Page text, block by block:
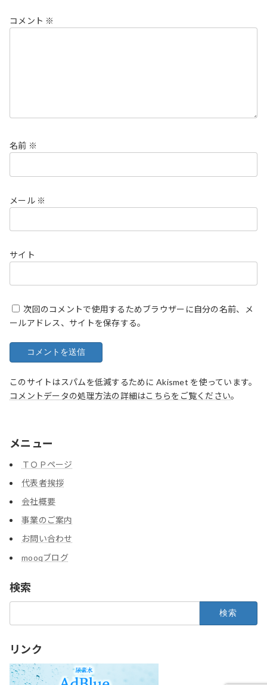
コメント ※
名前 ※
メール ※
サイト
次回のコメントで使用するためブラウザーに自分の名前、メ
ールアドレス、サイトを保存する。
このサイトはスパムを低減するために Akismet を使っています。
コメントデータの処理方法の詳細はこちらをご覧ください。
メニュー
ＴＯＰページ
代表者挨拶
会社概要
事業のご案内
お問い合わせ
mooqブログ
検索
リンク